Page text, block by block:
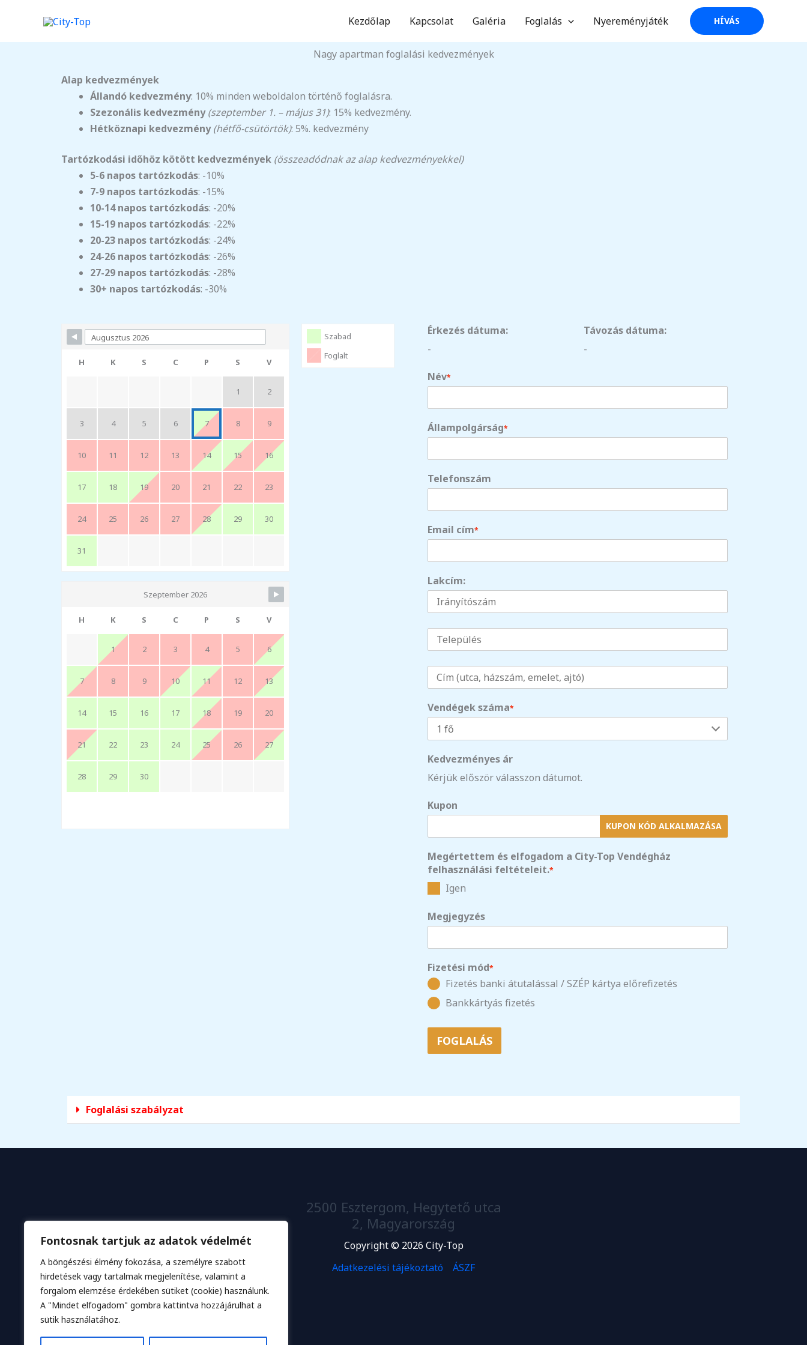
Fontosnak tartjuk az adatok védelmét
A böngészési élmény fokozása, a személyre szabott
hirdetések vagy tartalmak megjelenítése, valamint a
forgalom elemzése érdekében sütiket (cookie) használunk.
A "Mindet elfogadom" gombra kattintva hozzájárulhat a
sütik használatához.
content
Kezdőlap Kapcsolat Galéria Foglalás Nyereményjáték HÍVÁS
Nagy apartman foglalási kedvezmények
Alap kedvezmények
Állandó kedvezmény: 10% minden weboldalon történő foglalásra.
Szezonális kedvezmény (szeptember 1. – május 31): 15% kedvezmény.
Hétköznapi kedvezmény (hétfő-csütörtök): 5%. kedvezmény
Tartózkodási időhöz kötött kedvezmények (összeadódnak az alap kedvezményekkel)
5-6 napos tartózkodás: -10%
7-9 napos tartózkodás: -15%
10-14 napos tartózkodás: -20%
15-19 napos tartózkodás: -22%
20-23 napos tartózkodás: -24%
24-26 napos tartózkodás: -26%
27-29 napos tartózkodás: -28%
30+ napos tartózkodás: -30%
Skip Booking Form
Szabad
Foglalt
H K S C P S V
1 2
3 4 5 6 7 8 9
10 11 12 13 14 15 16
17 18 19 20 21 22 23
24 25 26 27 28 29 30
31
Szeptember 2026
H K S C P S V
1 2 3 4 5 6
7 8 9 10 11 12 13
14 15 16 17 18 19 20
21 22 23 24 25 26 27
28 29 30
Érkezés dátuma:
-
Távozás dátuma:
-
Név*
Állampolgárság*
Telefonszám
Email cím*
Lakcím:
Vendégek száma*
Kedvezményes ár
Kérjük először válasszon dátumot.
Kupon
KUPON KÓD ALKALMAZÁSA
Megértettem és elfogadom a City-Top Vendégház
felhasználási feltételeit.*
Igen
Megjegyzés
Fizetési mód*
Fizetés banki átutalással / SZÉP kártya előrefizetés
Bankkártyás fizetés
FOGLALÁS
Foglalási szabályzat
2500 Esztergom, Hegytető utca
2, Magyarország
Copyright © 2026 City-Top
Adatkezelési tájékoztató
ÁSZF